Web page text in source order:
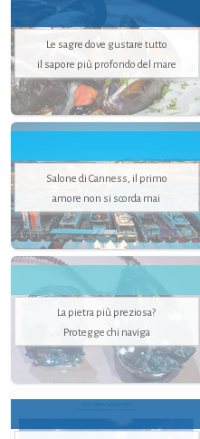
Le sagre dove gustare tutto
il sapore più profondo del mare
Salone di Canness, il primo
amore non si scorda mai
La pietra più preziosa?
Protegge chi naviga